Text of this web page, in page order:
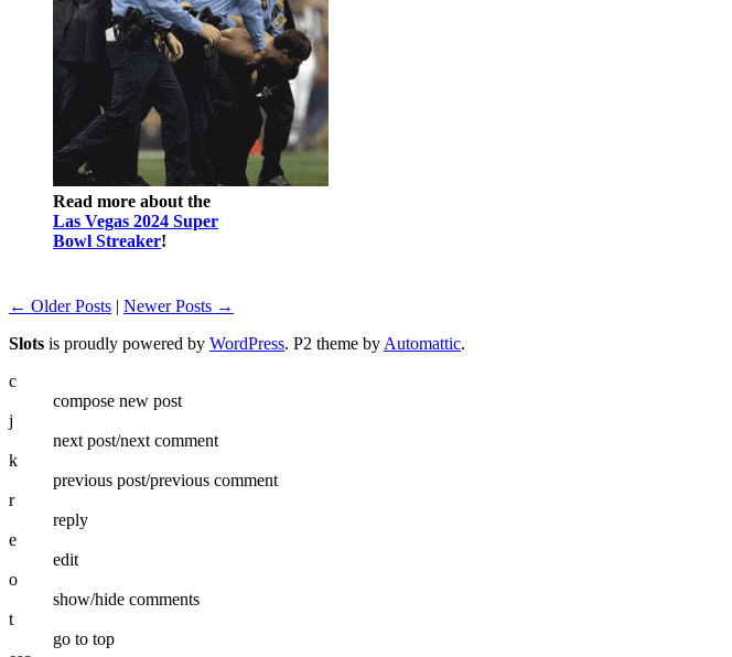
Read more about the
Las Vegas 2024 Super
Bowl Streaker!
← Older Posts | Newer Posts →
Slots is proudly powered by WordPress. P2 theme by Automattic.
c
compose new post
j
next post/next comment
k
previous post/previous comment
r
reply
e
edit
o
show/hide comments
t
go to top